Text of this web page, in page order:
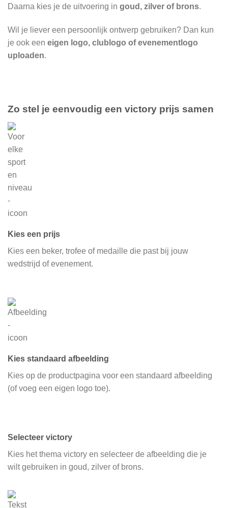
Daarna kies je de uitvoering in goud, zilver of brons.
Wil je liever een persoonlijk ontwerp gebruiken? Dan kun
je ook een eigen logo, clublogo of evenementlogo
uploaden.
Zo stel je eenvoudig een victory prijs samen
Kies een prijs
Kies een beker, trofee of medaille die past bij jouw
wedstrijd of evenement.
Kies standaard afbeelding
Kies op de productpagina voor een standaard afbeelding
(of voeg een eigen logo toe).
Selecteer victory
Kies het thema victory en selecteer de afbeelding die je
wilt gebruiken in goud, zilver of brons.